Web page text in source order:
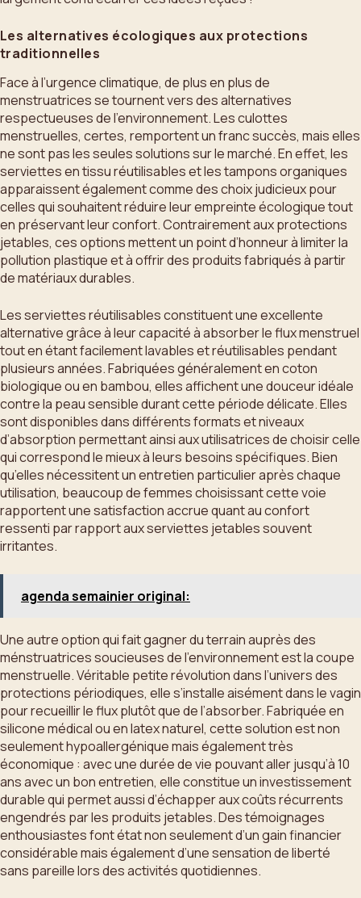
Les alternatives écologiques aux protections
traditionnelles
Face à l’urgence climatique, de plus en plus de
menstruatrices se tournent vers des alternatives
respectueuses de l’environnement. Les culottes
menstruelles, certes, remportent un franc succès, mais elles
ne sont pas les seules solutions sur le marché. En effet, les
serviettes en tissu réutilisables et les tampons organiques
apparaissent également comme des choix judicieux pour
celles qui souhaitent réduire leur empreinte écologique tout
en préservant leur confort. Contrairement aux protections
jetables, ces options mettent un point d’honneur à limiter la
pollution plastique et à offrir des produits fabriqués à partir
de matériaux durables.
Les serviettes réutilisables constituent une excellente
alternative grâce à leur capacité à absorber le flux menstruel
tout en étant facilement lavables et réutilisables pendant
plusieurs années. Fabriquées généralement en coton
biologique ou en bambou, elles affichent une douceur idéale
contre la peau sensible durant cette période délicate. Elles
sont disponibles dans différents formats et niveaux
d’absorption permettant ainsi aux utilisatrices de choisir celle
qui correspond le mieux à leurs besoins spécifiques. Bien
qu’elles nécessitent un entretien particulier après chaque
utilisation, beaucoup de femmes choisissant cette voie
rapportent une satisfaction accrue quant au confort
ressenti par rapport aux serviettes jetables souvent
irritantes.
agenda semainier original:
Une autre option qui fait gagner du terrain auprès des
ménstruatrices soucieuses de l’environnement est la coupe
menstruelle. Véritable petite révolution dans l’univers des
protections périodiques, elle s’installe aisément dans le vagin
pour recueillir le flux plutôt que de l’absorber. Fabriquée en
silicone médical ou en latex naturel, cette solution est non
seulement hypoallergénique mais également très
économique : avec une durée de vie pouvant aller jusqu’à 10
ans avec un bon entretien, elle constitue un investissement
durable qui permet aussi d’échapper aux coûts récurrents
engendrés par les produits jetables. Des témoignages
enthousiastes font état non seulement d’un gain financier
considérable mais également d’une sensation de liberté
sans pareille lors des activités quotidiennes.